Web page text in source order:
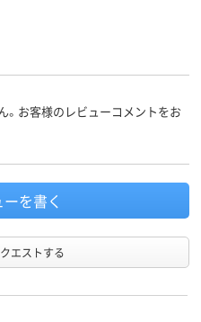
。お客様のレビューコメントをお
を書く
エストする